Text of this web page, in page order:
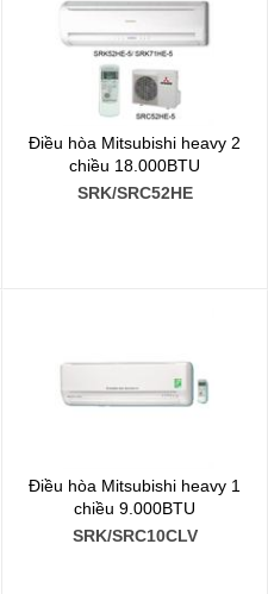
Điều hòa Mitsubishi heavy 2
chiều 18.000BTU
SRK/SRC52HE
Điều hòa Mitsubishi heavy 1
chiều 9.000BTU
SRK/SRC10CLV